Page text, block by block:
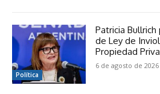
Política
Patricia
de Ley de
Propiedad
6 de agosto de 2026